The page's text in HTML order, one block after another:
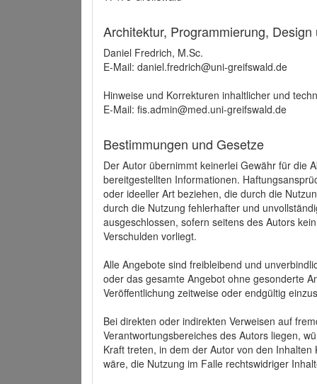
Architektur, Programmierung,
Daniel Fredrich, M.Sc.
E-Mail: daniel.fredrich@uni-greifswald.de
Hinweise und Korrekturen inhaltlicher und
E-Mail: fis.admin@med.uni-greifswald.de
Bestimmungen und Gesetze
Der Autor übernimmt keinerlei Gewähr für die
bereitgestellten Informationen.
oder ideeller Art beziehen, die durch die
durch die Nutzung fehlerhafter und
ausgeschlossen, sofern seitens des Autors
Verschulden vorliegt.
Alle Angebote sind freibleibend und
oder das gesamte Angebot ohne gesonderte
Veröffentlichung zeitweise oder endgültig
Bei direkten oder indirekten Verweisen auf
Verantwortungsbereiches des Autors liegen,
Kraft treten, in dem der Autor von den
wäre, die Nutzung im Falle rechtswidriger